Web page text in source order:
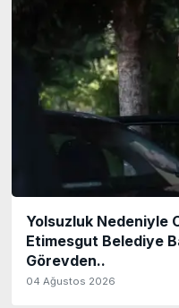
Yolsuzluk Nedeniyle
Etimesgut Belediye
Görevden..
04 Ağustos 2026